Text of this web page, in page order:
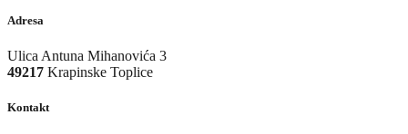
Adresa
Ulica Antuna Mihanovića 3
49217 Krapinske Toplice
Kontakt